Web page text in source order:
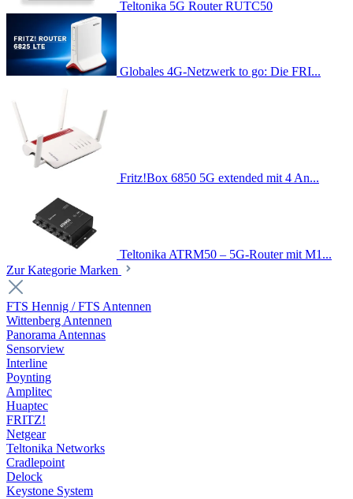
Teltonika 5G Router RUTC50
Globales 4G-Netzwerk to go: Die FRI...
Fritz!Box 6850 5G extended mit 4 An...
Teltonika ATRM50 – 5G-Router mit M1...
Zur Kategorie Marken
FTS Hennig / FTS Antennen
Wittenberg Antennen
Panorama Antennas
Sensorview
Interline
Poynting
Amplitec
Huaptec
FRITZ!
Netgear
Teltonika Networks
Cradlepoint
Delock
Keystone System